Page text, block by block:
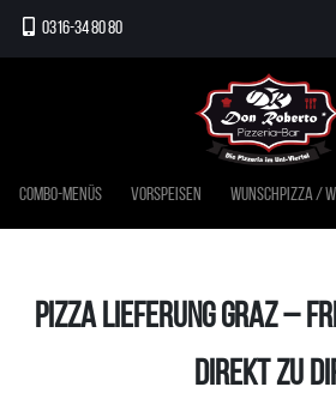
0316-34 80 80
Combo-Menüs Vorspeisen Wunschpizza /
Pizza Lieferung Graz –
direkt zu